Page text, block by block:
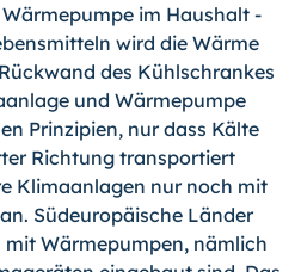
im Haushalt -
wird die Wärme
des Kühlschrankes
und Wärmepumpe
Prinzipien, nur dass Kälte
Richtung transportiert
Klimaanlagen nur noch mit
Südeuropäische Länder
mit Wärmepumpen, nämlich